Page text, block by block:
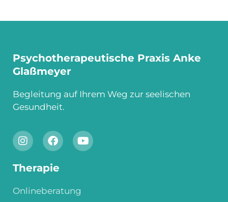
Psychotherapeutische Praxis Anke
Glaßmeyer
Begleitung auf Ihrem Weg zur seelischen
Gesundheit.
Therapie
Onlineberatung